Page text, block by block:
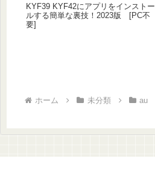
KYF39 KYF42にアプリをインストー
ルする簡単な裏技！2023版 [PC不
要]
ホーム 未分類 au